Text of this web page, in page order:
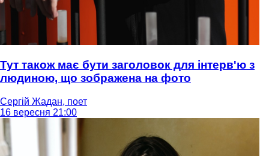
Тут також має бути заголовок для інтерв'ю з
людиною, що зображена на фото
Сергій Жадан, поет
16 вересня 21:00